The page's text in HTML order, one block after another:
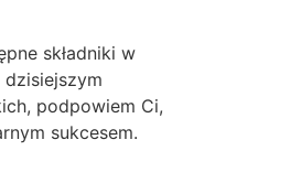
składniki w
podpowiem Ci,
sukcesem.